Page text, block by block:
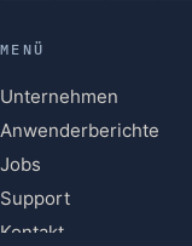
MENÜ
Unternehmen
Anwenderberichte
Jobs
Support
Kontakt